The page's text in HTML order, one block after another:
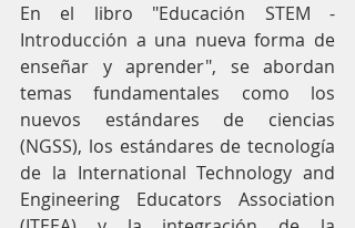
En el libro "Educación STEM -
Introducción a una nueva forma de
enseñar y aprender", se abordan
temas fundamentales como los
nuevos estándares de ciencias
(NGSS), los estándares de tecnología
de la International Technology and
Engineering Educators Association